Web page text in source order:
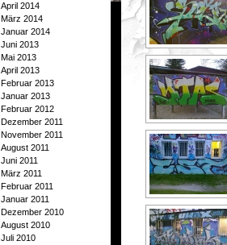
April 2014
März 2014
Januar 2014
Juni 2013
Mai 2013
April 2013
Februar 2013
Januar 2013
Februar 2012
Dezember 2011
November 2011
August 2011
Juni 2011
März 2011
Februar 2011
Januar 2011
Dezember 2010
August 2010
Juli 2010